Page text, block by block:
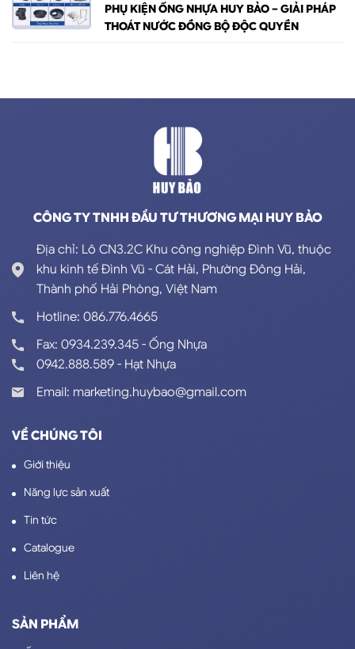
PHỤ KIỆN ỐNG NHỰA HUY BẢO – GIẢI PHÁP
THOÁT NƯỚC ĐỒNG BỘ ĐỘC QUYỀN
CÔNG TY TNHH ĐẦU TƯ THƯƠNG MẠI HUY BẢO
Địa chỉ: Lô CN3.2C Khu công nghiệp Đình Vũ, thuộc
khu kinh tế Đình Vũ - Cát Hải, Phường Đông Hải,
Thành phố Hải Phòng, Việt Nam
Hotline: 086.776.4665
Fax: 0934.239.345 - Ống Nhựa
0942.888.589 - Hạt Nhựa
Email: marketing.huybao@gmail.com
VỀ CHÚNG TÔI
Giới thiệu
Năng lực sản xuất
Tin tức
Catalogue
Liên hệ
SẢN PHẨM